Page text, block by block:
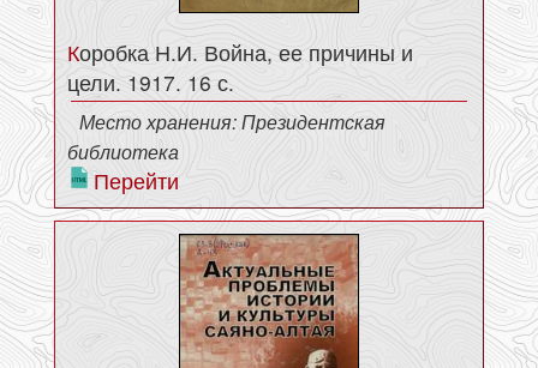
Коробка Н.И. Война, ее причины и
цели. 1917. 16 с.
Место хранения: Президентская
библиотека
Перейти